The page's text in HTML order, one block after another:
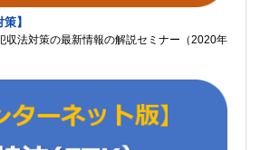
】
収法対策の最新情報の解説セミナー（2020年